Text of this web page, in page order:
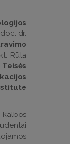
dr.
Rūta
Teisės